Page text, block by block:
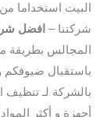
البيت استخداما
شركتنا – افضل
المجالس بطريقة
باستقبال ضيوفكم
بالشركة لـ
أجهزة و أكثر